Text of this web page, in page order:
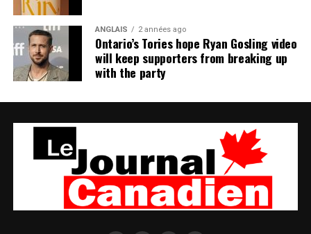
ANGLAIS 2 années ago
Ontario’s Tories hope Ryan Gosling video
will keep supporters from breaking up
with the party